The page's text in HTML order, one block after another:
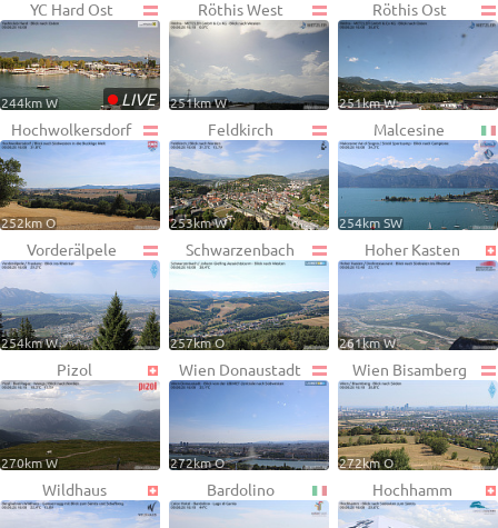
YC Hard Ost
•LIVE
244km W
Röthis West
251km W
Röthis Ost
251km W
Hochwolkersdorf
252km O
Feldkirch
253km W
Malcesine
254km SW
Vorderälpele
254km W
Schwarzenbach
257km O
Hoher Kasten
261km W
Pizol
270km W
Wien Donaustadt
272km O
Wien Bisamberg
272km O
Wildhaus Bardolino Hochhamm